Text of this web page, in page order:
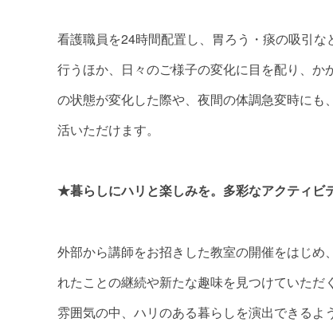
看護職員を24時間配置し、胃ろう・痰の吸引
行うほか、日々のご様子の変化に目を配り、
の状態が変化した際や、夜間の体調急変時に
活いただけます。
★暮らしにハリと楽しみを。多彩なアクティビ
外部から講師をお招きした教室の開催をはじ
れたことの継続や新たな趣味を見つけていた
雰囲気の中、ハリのある暮らしを演出できるよ